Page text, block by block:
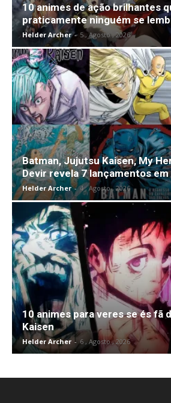
10 animes de ação brilhantes
praticamente ninguém se
Helder Archer - 5 , Agosto , 2026
Batman, Jujutsu Kaisen, My
Devir revela 7 lançamentos
Helder Archer - 4 , Agosto , 2026
10 animes para veres se és fã
Kaisen
Helder Archer - 6 , Agosto , 2026